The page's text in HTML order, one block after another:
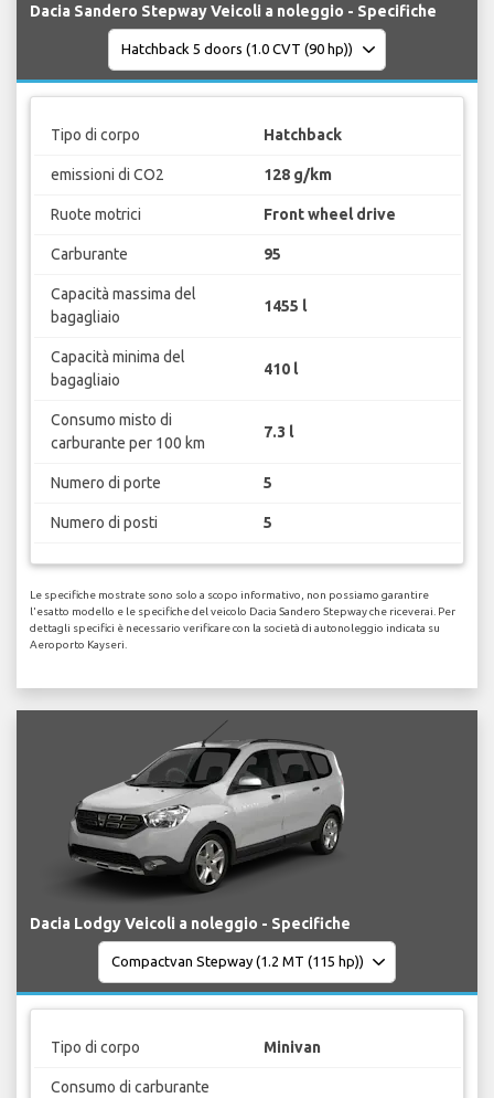
Dacia Sandero Stepway Veicoli a noleggio - Specifiche
Tipo di corpo Hatchback
emissioni di CO2 128 g/km
Ruote motrici Front wheel drive
Carburante 95
Capacità massima del
bagagliaio
1455 l
Capacità minima del
bagagliaio
410 l
Consumo misto di
carburante per 100 km
7.3 l
Numero di porte 5
Numero di posti 5
Le specifiche mostrate sono solo a scopo informativo, non possiamo garantire
l'esatto modello e le specifiche del veicolo Dacia Sandero Stepway che riceverai. Per
dettagli specifici è necessario verificare con la società di autonoleggio indicata su
Aeroporto Kayseri.
Dacia Lodgy Veicoli a noleggio - Specifiche
Tipo di corpo Minivan
Consumo di carburante